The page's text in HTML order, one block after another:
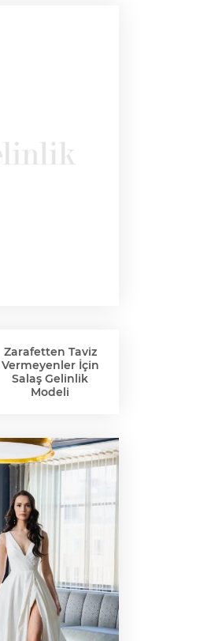
Zarafetten Taviz
Vermeyenler İçin
Salaş Gelinlik
Modeli